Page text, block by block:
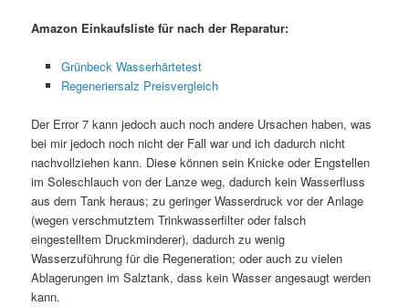
Amazon Einkaufsliste für nach der Reparatur:
Grünbeck Wasserhärtetest
Regeneriersalz Preisvergleich
Der Error 7 kann jedoch auch noch andere Ursachen haben, was
bei mir jedoch noch nicht der Fall war und ich dadurch nicht
nachvollziehen kann. Diese können sein Knicke oder Engstellen
im Soleschlauch von der Lanze weg, dadurch kein Wasserfluss
aus dem Tank heraus; zu geringer Wasserdruck vor der Anlage
(wegen verschmutztem Trinkwasserfilter oder falsch
eingestelltem Druckminderer), dadurch zu wenig
Wasserzuführung für die Regeneration; oder auch zu vielen
Ablagerungen im Salztank, dass kein Wasser angesaugt werden
kann.